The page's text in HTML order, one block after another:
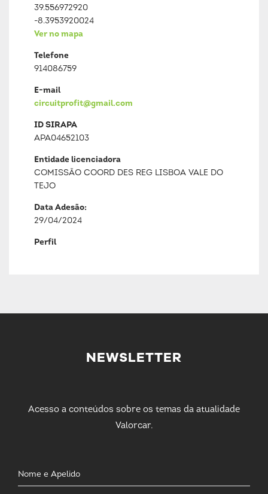
39.556972920
-8.3953920024
Ver no mapa
Telefone
914086759
E-mail
circuitprofit@gmail.com
ID SIRAPA
APA04652103
Entidade licenciadora
COMISSÃO COORD DES REG LISBOA VALE DO
TEJO
Data Adesão:
29/04/2024
Perfil
NEWSLETTER
Acesso a conteúdos sobre os temas da atualidade
Valorcar.